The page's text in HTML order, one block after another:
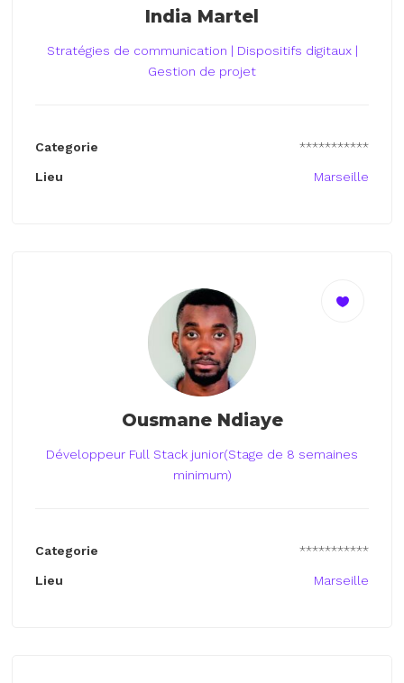
India Martel
Stratégies de communication | Dispositifs digitaux |
Gestion de projet
Categorie ***********
Lieu Marseille
Ousmane Ndiaye
Développeur Full Stack junior(Stage de 8 semaines
minimum)
Categorie ***********
Lieu Marseille